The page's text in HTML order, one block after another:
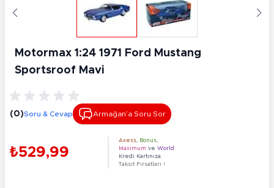
Motormax 1:24 1971 Ford Mustang
Sportsroof Mavi
(0)Soru & Cevap Armağan’a Soru Sor
₺529,99
Axess Bonus
Maximum ve World
Kredi Kartınıza
Taksit Fırsatları !